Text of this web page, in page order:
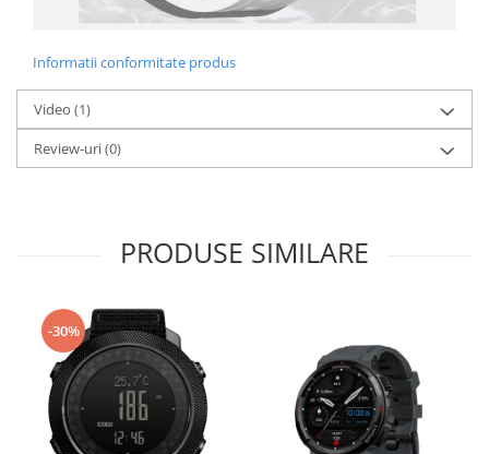
Informatii conformitate produs
Video (1)
Review-uri(0)
PRODUSE SIMILARE
-30%